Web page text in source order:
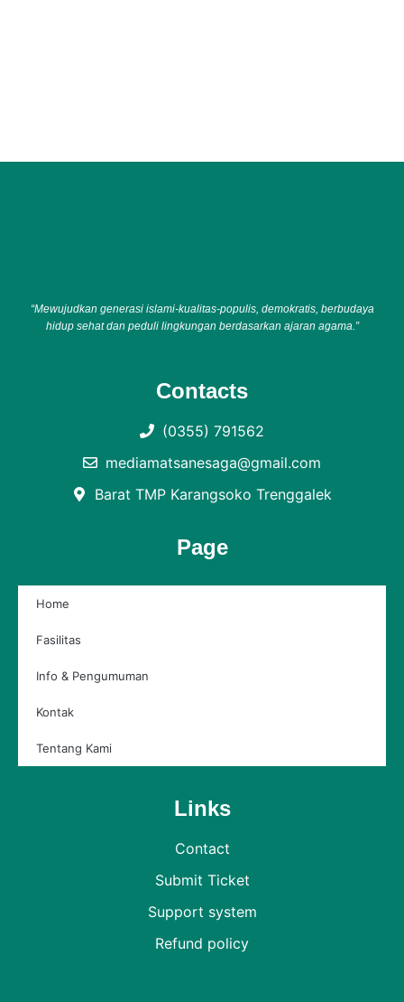
“Mewujudkan generasi islami-kualitas-populis, demokratis, berbudaya
hidup sehat dan peduli lingkungan berdasarkan ajaran agama.”
Contacts
(0355) 791562
mediamatsanesaga@gmail.com
Barat TMP Karangsoko Trenggalek
Page
Home
Fasilitas
Info & Pengumuman
Kontak
Tentang Kami
Links
Contact
Submit Ticket
Support system
Refund policy